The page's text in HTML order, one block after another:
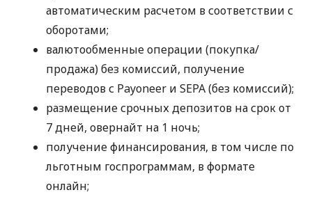
автоматическим расчетом в соответствии с
оборотами;
валютообменные операции (покупка/
продажа) без комиссий, получение
переводов с Payoneer и SEPA (без комиссий);
размещение срочных депозитов на срок от
7 дней, овернайт на 1 ночь;
получение финансирования, в том числе по
льготным госпрограммам, в формате
онлайн;